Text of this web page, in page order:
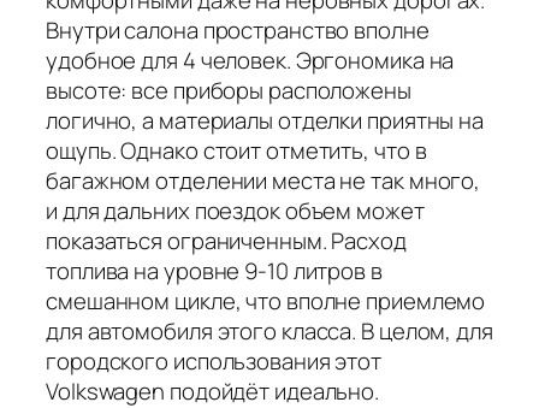
Внутри салона пространство вполне
удобное для 4 человек. Эргономика на
высоте: все приборы расположены
логично, а материалы отделки приятны на
ощупь. Однако стоит отметить, что в
багажном отделении места не так много,
и для дальних поездок объем может
показаться ограниченным. Расход
топлива на уровне 9-10 литров в
смешанном цикле, что вполне приемлемо
для автомобиля этого класса. В целом, для
городского использования этот
Volkswagen подойдёт идеально.